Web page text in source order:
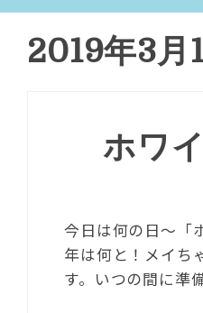
2019年3月
ホワ
今日は何の日～「
年は何と！メイち
す。いつの間に準